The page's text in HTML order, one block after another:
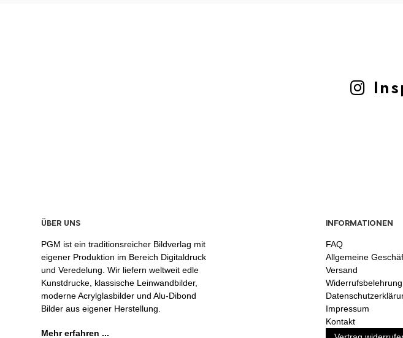
ÜBER UNS
PGM ist ein traditionsreicher Bildverlag mit
eigener Produktion im Bereich Digitaldruck
und Veredelung. Wir liefern weltweit edle
Kunstdrucke, klassische Leinwandbilder,
moderne Acrylglasbilder und Alu-Dibond
Bilder aus eigener Herstellung.
Mehr erfahren ...
INFORMATIONEN
FAQ
Allgemeine
Versand
Widerrufsbelehrung
Impressum
Kontakt